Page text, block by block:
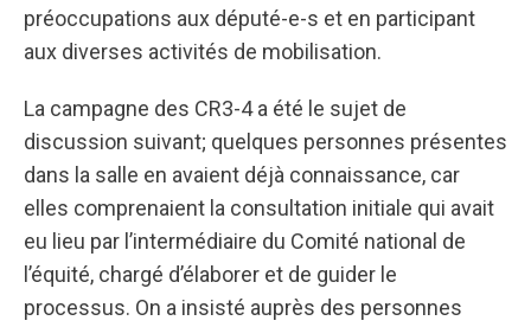
préoccupations aux député-e-s et en participant
aux diverses activités de mobilisation.
La campagne des CR3-4 a été le sujet de
discussion suivant; quelques personnes présentes
dans la salle en avaient déjà connaissance, car
elles comprenaient la consultation initiale qui avait
eu lieu par l’intermédiaire du Comité national de
l’équité, chargé d’élaborer et de guider le
processus. On a insisté auprès des personnes